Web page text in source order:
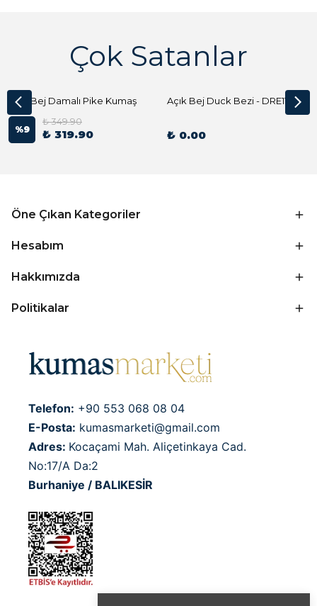
Çok Satanlar
Açık Bej Damalı Pike Kumaş
%9
₺ 349.90
₺ 319.90
Açık Bej Duck Bezi - DRE1144 Kumaş Peçete
₺ 0.00
Öne Çıkan Kategoriler
Hesabım
Hakkımızda
Politikalar
Telefon: +90 553 068 08 04
E-Posta: kumasmarketi@gmail.com
Adres: Kocaçami Mah. Aliçetinkaya Cad.
No:17/A Da:2
Burhaniye / BALIKESİR